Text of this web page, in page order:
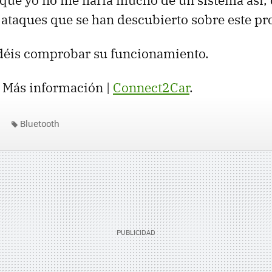
que se han descubierto sobre este
comprobar su funcionamiento.
Más información | Connect2Car.
Bluetooth